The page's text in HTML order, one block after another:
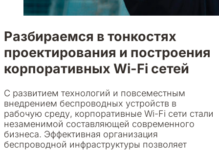
Разбираемся в тонкостях
проектирования и построения
корпоративных Wi-Fi сетей
С развитием технологий и повсеместным
внедрением беспроводных устройств в
рабочую среду, корпоративные Wi-Fi сети стали
незаменимой составляющей современного
бизнеса. Эффективная организация
беспроводной инфраструктуры позволяет